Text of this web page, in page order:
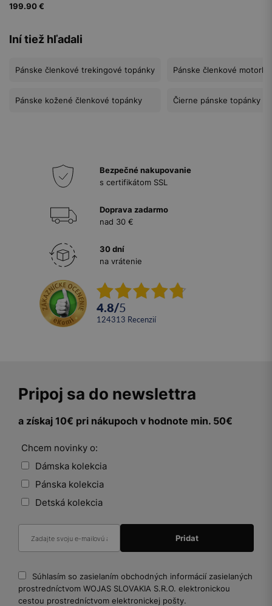
199.90 €
Iní tiež hľadali
Pánske členkové trekingové topánky
Pánske kožené členkové topánky
Pánske členkové
Čierne pánske topánky
Bezpečné nakupovanie
s certifikátom SSL
Doprava zadarmo
nad 30 €
30 dní
na vrátenie
4.8/5
124313 recenzií
Pripoj sa do newslettra
a získaj 10€ pri nákupoch v hodnote min. 50€
Chcem novinky o:
Dámska kolekcia
Pánska kolekcia
Detská kolekcia
Súhlasím so zasielaním obchodných informácií zasielaných
prostredníctvom WOJAS SLOVAKIA S.R.O. elektronickou
cestou prostredníctvom elektronickej pošty.